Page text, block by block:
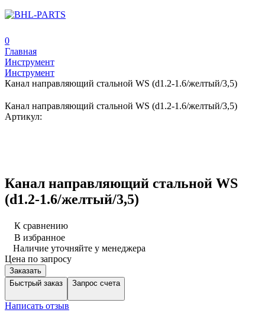
0
Главная
Инструмент
Инструмент
Канал направляющий стальной WS (d1.2-1.6/желтый/3,5)
Канал направляющий стальной WS (d1.2-1.6/желтый/3,5)
Артикул:
Канал направляющий стальной WS
(d1.2-1.6/желтый/3,5)
К сравнению
В избранное
Наличие уточняйте у менеджера
Цена по запросу
Заказать
Быстрый заказ
Запрос счета
Написать отзыв